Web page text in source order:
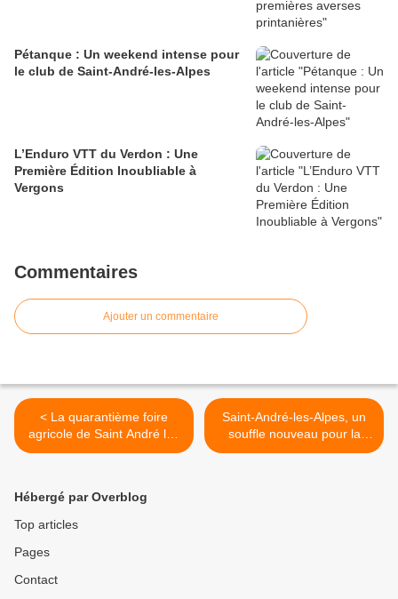
Pétanque : Un weekend intense pour
le club de Saint-André-les-Alpes
L’Enduro VTT du Verdon : Une
Première Édition Inoubliable à
Vergons
Commentaires
Ajouter un commentaire
< La quarantième foire
agricole de Saint André les
Alpes : un succès populaire
Saint-André-les-Alpes, un
souffle nouveau pour la
rentrée avec la
Hébergé par Overblog
Top articles
Pages
Contact